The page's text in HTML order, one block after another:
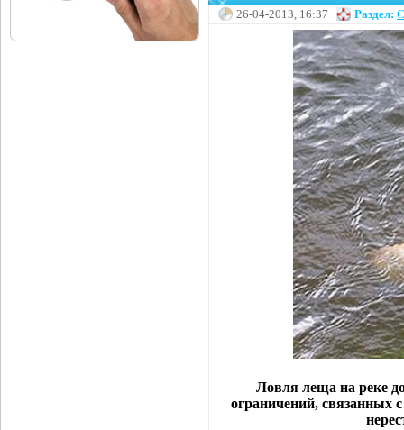
26-04-2013, 16:37 Раздел:
Ловля леща на реке
ограничений, связанных